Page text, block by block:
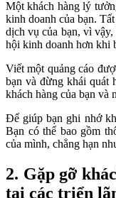
Một khách hàng lý
kinh doanh của bạn.
dịch vụ của bạn, vì
hội kinh doanh hơn khi
Viết một quảng cáo
bạn và đừng khái quát
khách hàng của bạn và
Để giúp bạn ghi nhớ
Bạn có thể bao gồm
của mình, chẳng hạn
2. Gặp gỡ
tại các triển